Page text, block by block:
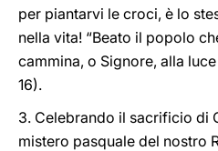
per piantarvi le croci, è lo
nella vita! “Beato il popolo
cammina, o Signore, alla
16).
3. Celebrando il sacrificio di
mistero pasquale del nostro